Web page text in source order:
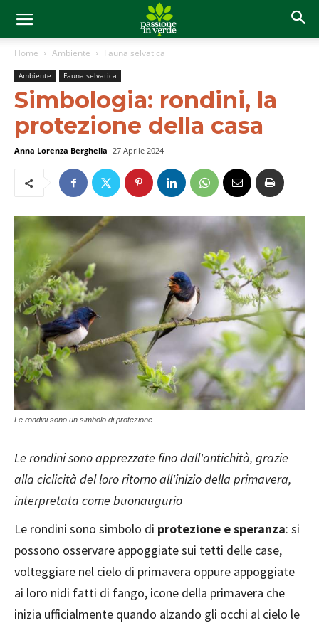
Home Ambiente Fauna selvatica
Ambiente Fauna selvatica
Simbologia: rondini, la
protezione della casa
Anna Lorenza Berghella 27 Aprile 2024
Le rondini sono un simbolo di protezione.
Le rondini sono apprezzate fino dall'antichità, grazie
alla ciclicità del loro ritorno all'inizio della primavera,
interpretata come buonaugurio
Le rondini sono simbolo di protezione e speranza: si
possono osservare appoggiate sui tetti delle case,
volteggiare nel cielo di primavera oppure appoggiate
ai loro nidi fatti di fango, icone della primavera che
inizia ufficialmente quando alzando gli occhi al cielo le